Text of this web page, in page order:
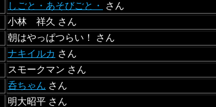
しごと・あそびごと・ さん
小林 祥久 さん
朝はやっぱつらい！ さん
ナキイルカ さん
スモークマン さん
呑ちゃん さん
明大昭平 さん